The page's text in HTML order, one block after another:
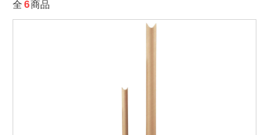
全 6商品